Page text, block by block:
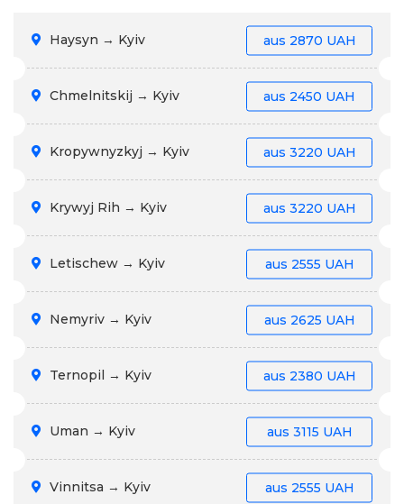
Haysyn → Kyiv aus 2870 UAH
Chmelnitskij → Kyiv aus 2450 UAH
Kropywnyzkyj → Kyiv aus 3220 UAH
Krywyj Rih → Kyiv aus 3220 UAH
Letischew → Kyiv aus 2555 UAH
Nemyriv → Kyiv aus 2625 UAH
Ternopil → Kyiv aus 2380 UAH
Uman → Kyiv aus 3115 UAH
Vinnitsa → Kyiv aus 2555 UAH